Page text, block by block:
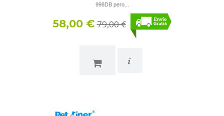
998DB pero...
58,00 €79,00 €
i